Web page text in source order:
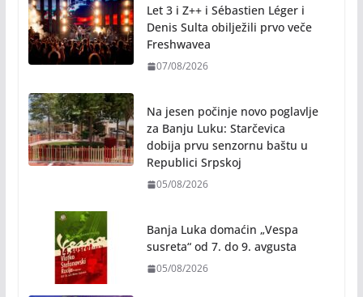
Let 3 i Z++ i Sébastien Léger i
Denis Sulta obilježili prvo veče
Freshwavea
07/08/2026
Na jesen počinje novo poglavlje
za Banju Luku: Starčevica
dobija prvu senzornu baštu u
Republici Srpskoj
05/08/2026
Banja Luka domaćin „Vespa
susreta“ od 7. do 9. avgusta
05/08/2026